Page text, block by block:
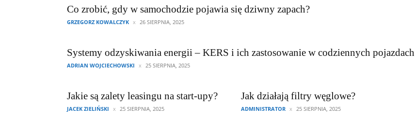
Co zrobić, gdy w samochodzie pojawia się dziwny zapach?
GRZEGORZ KOWALCZYK 26 SIERPNIA, 2025
Systemy odzyskiwania energii – KERS i ich zastosowanie w codziennych pojazdach
ADRIAN WOJCIECHOWSKI 25 SIERPNIA, 2025
Jakie są zalety leasingu na start-upy?
JACEK ZIELIŃSKI 25 SIERPNIA, 2025
Jak działają filtry węglowe?
ADMINISTRATOR 25 SIERPNIA, 2025